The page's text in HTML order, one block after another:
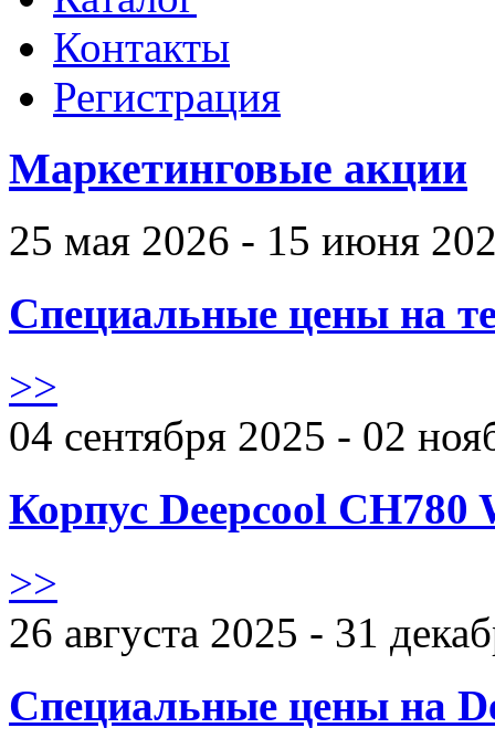
Контакты
Регистрация
Маркетинговые акции
25 мая 2026 - 15 июня
Специальные цены на
>>
04 сентября 2025 - 02
Корпус Deepcool CH780
>>
26 августа 2025 - 31
Специальные цены на